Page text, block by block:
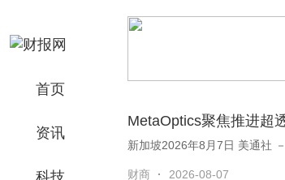
首页
资讯
科技
MetaOptics聚焦推进超
新加坡2026年8月7日 美通社
财商 · 2026-08-07